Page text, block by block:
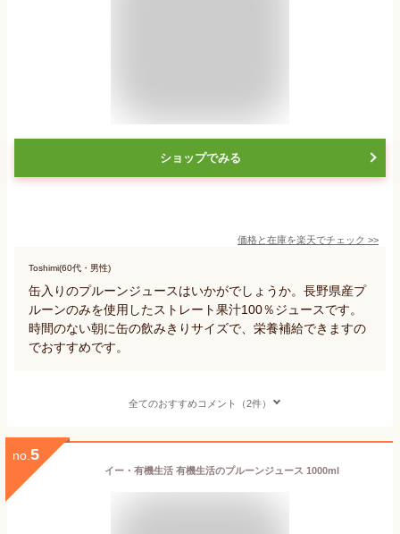
ショップでみる
価格と在庫を楽天でチェック >>
Toshimi(60代・男性)
缶入りのプルーンジュースはいかがでしょうか。長野県産プ
ルーンのみを使用したストレート果汁100％ジュースです。
時間のない朝に缶の飲みきりサイズで、栄養補給できますの
でおすすめです。
全てのおすすめコメント（2件）
no. 5
イー・有機生活 有機生活のプルーンジュース 1000ml